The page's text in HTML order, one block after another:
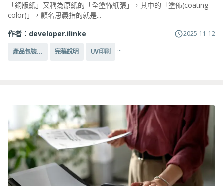
「銅版紙」又稱為原紙的「全塗怖紙張」，其中的「塗佈(coating
color)」，顧名思義指的就是...
作者： developer.ilinke 2025-11-12
產品包裝... 完稿說明 UV印刷 ...